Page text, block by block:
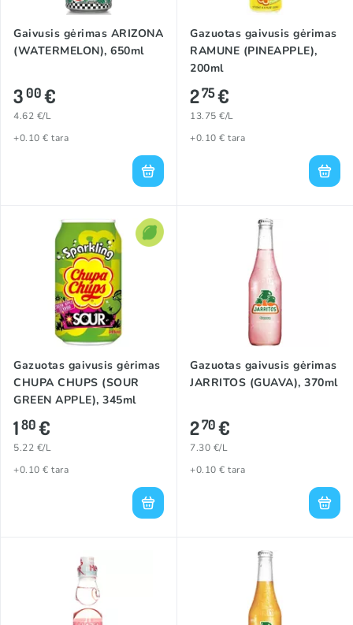
Gaivusis gėrimas ARIZONA
(WATERMELON), 650ml
300€
4.62 €/L
+0.10 € tara
Gazuotas gaivusis gėrimas
RAMUNE (PINEAPPLE),
200ml
275€
13.75 €/L
+0.10 € tara
Gazuotas gaivusis gėrimas
CHUPA CHUPS (SOUR
GREEN APPLE), 345ml
180€
5.22 €/L
+0.10 € tara
Gazuotas gaivusis gėrimas
JARRITOS (GUAVA), 370ml
270€
7.30 €/L
+0.10 € tara